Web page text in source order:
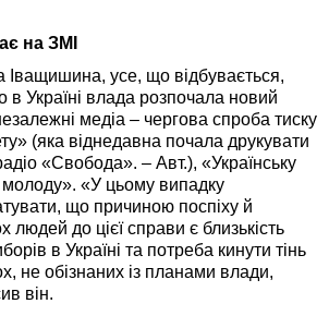
на ЗМІ
Іващишина, усе, що відбувається,
в Україні влада розпочала новий
медіа – чергова спроба тиску
(яка віднедавна почала друкувати
«Свобода». – Авт.), «Українську
молоду». «У цьому випадку
що причиною поспіху й
людей до цієї справи є близькість
в Україні та потреба кинути тінь
не обізнаних із планами влади,
він.